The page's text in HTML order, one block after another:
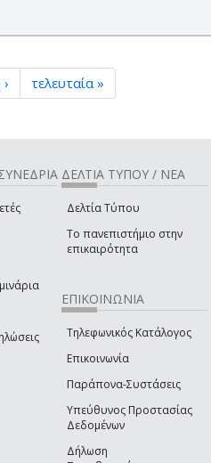
τελευταία »
ΔΕΛΤΙΑ ΤΥΠΟΥ / ΝΕΑ
Δελτία Τύπου
Το πανεπιστήμιο στην
επικαιρότητα
ΕΠΙΚΟΙΝΩΝΙΑ
Τηλεφωνικός Κατάλογος
Επικοινωνία
Παράπονα-Συστάσεις
Υπεύθυνος Προστασίας
Δεδομένων
Δήλωση